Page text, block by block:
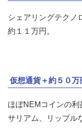
シェアリングテクノ
約１１万円。
仮想通貨＋約５０万
ほぼNEMコインの
サリアム、リップル